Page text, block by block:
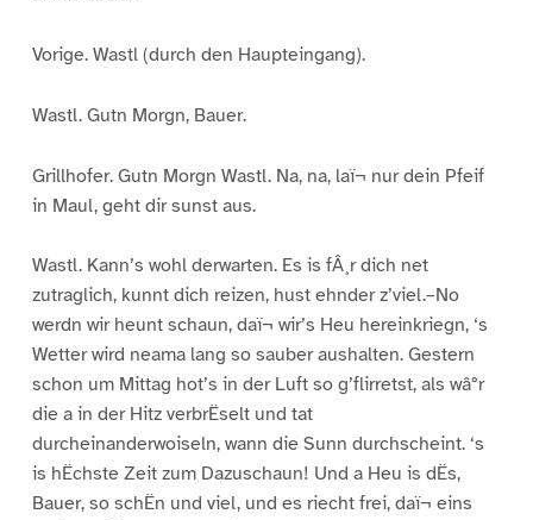
Vorige. Wastl (durch den Haupteingang).
Wastl. Gutn Morgn, Bauer.
Grillhofer. Gutn Morgn Wastl. Na, na, laï¬ nur dein Pfeif
in Maul, geht dir sunst aus.
Wastl. Kann’s wohl derwarten. Es is fÂ¸r dich net
zutraglich, kunnt dich reizen, hust ehnder z’viel.–No
werdn wir heunt schaun, daï¬ wir’s Heu hereinkriegn, ‘s
Wetter wird neama lang so sauber aushalten. Gestern
schon um Mittag hot’s in der Luft so g’flirretst, als wâ°r
die a in der Hitz verbrËselt und tat
durcheinanderwoiseln, wann die Sunn durchscheint. ‘s
is hËchste Zeit zum Dazuschaun! Und a Heu is dËs,
Bauer, so schËn und viel, und es riecht frei, daï¬ eins